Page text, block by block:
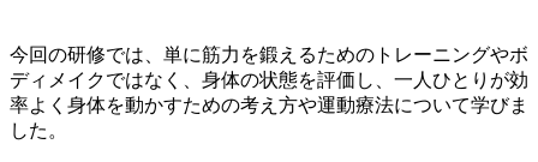
今回の研修では、単に筋力を鍛えるためのトレーニングやボ
ディメイクではなく、身体の状態を評価し、一人ひとりが効
率よく身体を動かすための考え方や運動療法について学びま
した。